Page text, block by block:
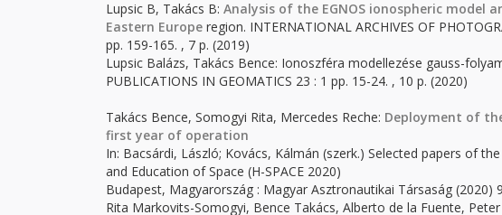
Lupsic B, Takács B: Analysis of the EGNOS ionospheric
Eastern Europe region. INTERNATIONAL ARCHIVES OF
pp. 159-165. , 7 p. (2019)
Lupsic Balázs, Takács Bence: Ionoszféra modellezése gauss-
PUBLICATIONS IN GEOMATICS 23 : 1 pp. 15-24. , 10 p. (2020)
Takács Bence, Somogyi Rita, Mercedes Reche: Deployment of
first year of operation
In: Bacsárdi, László; Kovács, Kálmán (szerk.) Selected papers of
and Education of Space (H-SPACE 2020)
Budapest, Magyarország : Magyar Asztronautikai Társaság (2020)
Rita Markovits-Somogyi, Bence Takács, Alberto de la Fuente, Peter